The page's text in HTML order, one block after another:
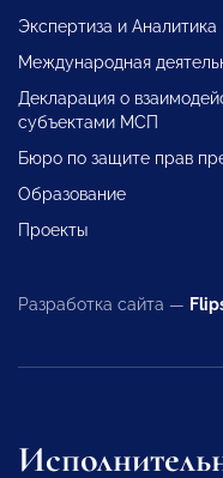
Экспертиза и Аналитика
Международная
Декларация о
субъектами МСП
Бюро по защите прав
Образование
Проекты
Разработка сайта —